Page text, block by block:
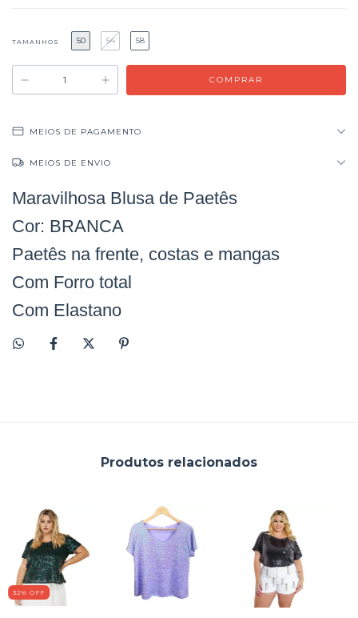
TAMANHOS 50 54 58
MEIOS DE PAGAMENTO
MEIOS DE ENVIO
Maravilhosa Blusa de Paetês
Cor: BRANCA
Paetês na frente, costas e mangas
Com Forro total
Com Elastano
Produtos relacionados
32% OFF